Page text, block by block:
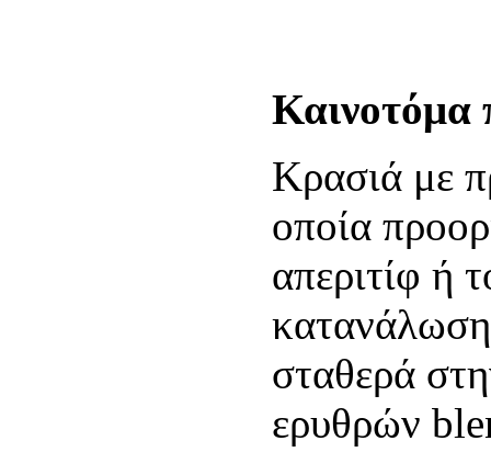
Καινοτόμα
Κρασιά με
οποία
απεριτίφ ή
κατανάλωση
σταθερά
ερυθρών